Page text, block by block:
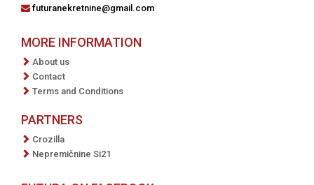
futuranekretnine@gmail.com
MORE INFORMATION
About us
Contact
Terms and Conditions
PARTNERS
Crozilla
Nepremičnine Si21